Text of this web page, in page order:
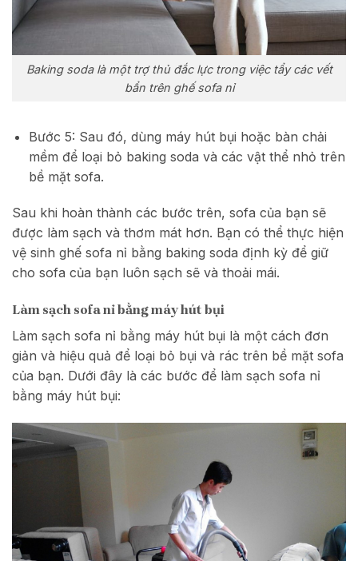
Baking soda là một trợ thủ đắc lực trong việc tẩy các vết
bẩn trên ghế sofa nỉ
Bước 5: Sau đó, dùng máy hút bụi hoặc bàn chải
mềm để loại bỏ baking soda và các vật thể nhỏ trên
bề mặt sofa.
Sau khi hoàn thành các bước trên, sofa của bạn sẽ
được làm sạch và thơm mát hơn. Bạn có thể thực hiện
vệ sinh ghế sofa nỉ bằng baking soda định kỳ để giữ
cho sofa của bạn luôn sạch sẽ và thoải mái.
Làm sạch sofa nỉ bằng máy hút bụi
Làm sạch sofa nỉ bằng máy hút bụi là một cách đơn
giản và hiệu quả để loại bỏ bụi và rác trên bề mặt sofa
của bạn. Dưới đây là các bước để làm sạch sofa nỉ
bằng máy hút bụi: